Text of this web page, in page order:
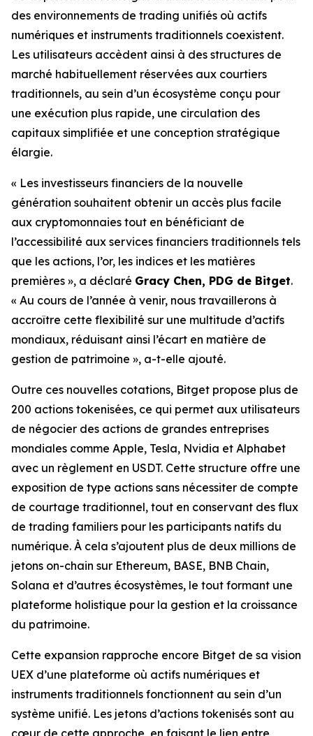
des environnements de trading unifiés où actifs
numériques et instruments traditionnels coexistent.
Les utilisateurs accèdent ainsi à des structures de
marché habituellement réservées aux courtiers
traditionnels, au sein d’un écosystème conçu pour
une exécution plus rapide, une circulation des
capitaux simplifiée et une conception stratégique
élargie.
« Les investisseurs financiers de la nouvelle
génération souhaitent obtenir un accès plus facile
aux cryptomonnaies tout en bénéficiant de
l’accessibilité aux services financiers traditionnels tels
que les actions, l’or, les indices et les matières
premières », a déclaré Gracy Chen, PDG de Bitget.
« Au cours de l’année à venir, nous travaillerons à
accroître cette flexibilité sur une multitude d’actifs
mondiaux, réduisant ainsi l’écart en matière de
gestion de patrimoine », a-t-elle ajouté.
Outre ces nouvelles cotations, Bitget propose plus de
200 actions tokenisées, ce qui permet aux utilisateurs
de négocier des actions de grandes entreprises
mondiales comme Apple, Tesla, Nvidia et Alphabet
avec un règlement en USDT. Cette structure offre une
exposition de type actions sans nécessiter de compte
de courtage traditionnel, tout en conservant des flux
de trading familiers pour les participants natifs du
numérique. À cela s’ajoutent plus de deux millions de
jetons on-chain sur Ethereum, BASE, BNB Chain,
Solana et d’autres écosystèmes, le tout formant une
plateforme holistique pour la gestion et la croissance
du patrimoine.
Cette expansion rapproche encore Bitget de sa vision
UEX d’une plateforme où actifs numériques et
instruments traditionnels fonctionnent au sein d’un
système unifié. Les jetons d’actions tokenisés sont au
cœur de cette approche, en faisant le lien entre